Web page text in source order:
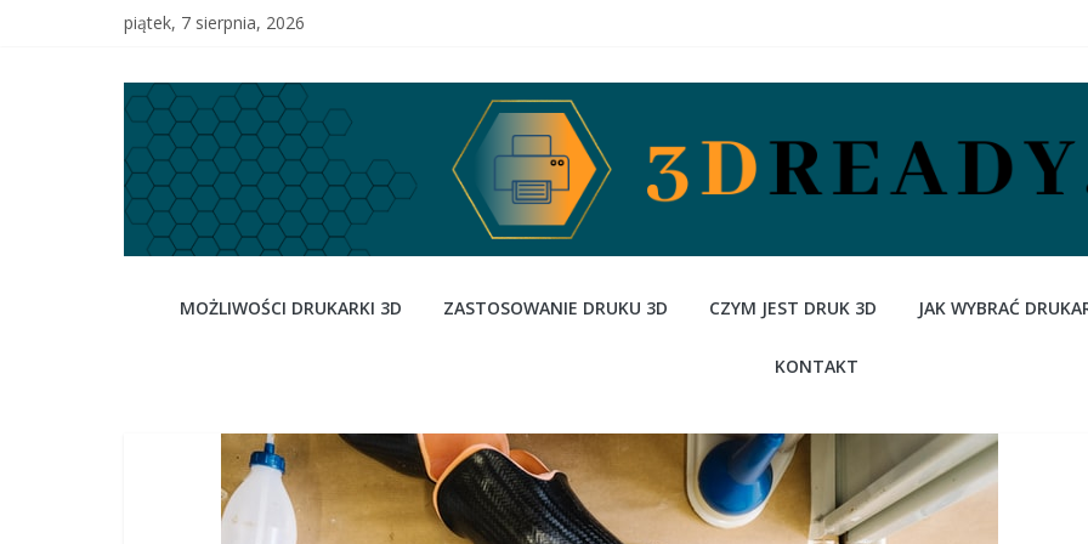
piątek, 7 sierpnia, 2026
3dready
wybierz
drukarkę
MOŻLIWOŚCI DRUKARKI 3D ZASTOSOWANIE DRUKU 3D CZYM JEST DRUK 3D JAK WYBRAĆ
KONTAKT
Czym jest druk 3D